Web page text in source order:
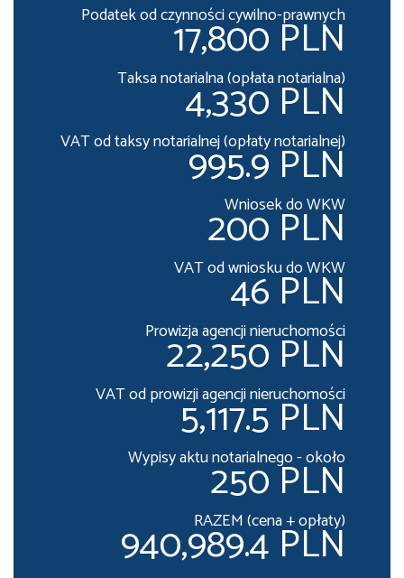
Podatek od czynności cywilno-prawnych
17,800 PLN
Taksa notarialna (opłata notarialna)
4,330 PLN
VAT od taksy notarialnej (opłaty notarialnej)
995.9 PLN
Wniosek do WKW
200 PLN
VAT od wniosku do WKW
46 PLN
Prowizja agencji nieruchomości
22,250 PLN
VAT od prowizji agencji nieruchomości
5,117.5 PLN
Wypisy aktu notarialnego - około
250 PLN
RAZEM (cena + opłaty)
940,989.4 PLN